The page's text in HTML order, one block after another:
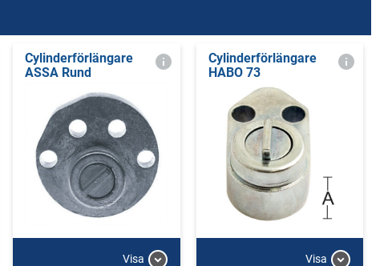
Cylinderförlängare
ASSA Rund
Visa
Cylinderförlängare
HABO 73
Visa